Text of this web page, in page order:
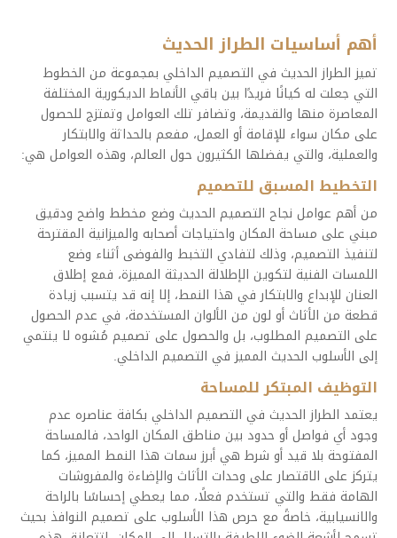
أهم أساسيات الطراز الحديث
تميز الطراز الحديث في التصميم الداخلي بمجموعة من الخطوط
التي جعلت له كيانًا فريدًا بين باقي الأنماط الديكورية المختلفة
المعاصرة منها والقديمة، وتضافر تلك العوامل وتمتزج للحصول
على مكان سواء للإقامة أو العمل، مفعم بالحداثة والابتكار
والعملية، والتي يفضلها الكثيرون حول العالم، وهذه العوامل هي:
التخطيط المسبق للتصميم
من أهم عوامل نجاح التصميم الحديث وضع مخطط واضح ودقيق
مبني على مساحة المكان واحتياجات أصحابه والميزانية المقترحة
لتنفيذ التصميم، وذلك لتفادي التخبط والفوضى أثناء وضع
اللمسات الفنية لتكوين الإطلالة الحديثة المميزة، فمع إطلاق
العنان للإبداع والابتكار في هذا النمط، إلا إنه قد يتسبب زيادة
قطعة من الأثاث أو لون من الألوان المستخدمة، في عدم الحصول
على التصميم المطلوب، بل والحصول على تصميم مُشوه لا ينتمي
إلى الأسلوب الحديث المميز في التصميم الداخلي.
التوظيف المبتكر للمساحة
يعتمد الطراز الحديث في التصميم الداخلي بكافة عناصره عدم
وجود أي فواصل أو حدود بين مناطق المكان الواحد، فالمساحة
المفتوحة بلا قيد أو شرط هي أبرز سمات هذا النمط المميز، كما
يتركز على الاقتصار على وحدات الأثاث والإضاءة والمفروشات
الهامة فقط والتي تستخدم فعلًا، مما يعطي إحساسًا بالراحة
والانسيابية، خاصةً مع حرص هذا الأسلوب على تصميم النوافذ بحيث